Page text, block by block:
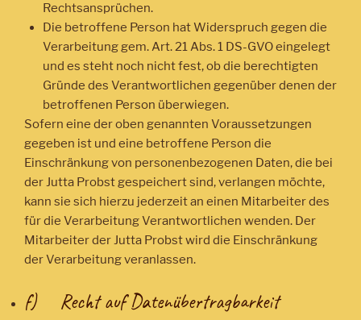
Rechtsansprüchen.
Die betroffene Person hat Widerspruch gegen die
Verarbeitung gem. Art. 21 Abs. 1 DS-GVO eingelegt
und es steht noch nicht fest, ob die berechtigten
Gründe des Verantwortlichen gegenüber denen der
betroffenen Person überwiegen.
Sofern eine der oben genannten Voraussetzungen
gegeben ist und eine betroffene Person die
Einschränkung von personenbezogenen Daten, die bei
der Jutta Probst gespeichert sind, verlangen möchte,
kann sie sich hierzu jederzeit an einen Mitarbeiter des
für die Verarbeitung Verantwortlichen wenden. Der
Mitarbeiter der Jutta Probst wird die Einschränkung
der Verarbeitung veranlassen.
f) Recht auf Datenübertragbarkeit